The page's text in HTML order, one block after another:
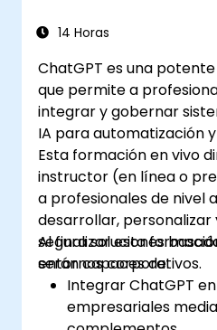
Personalizar y
14 Horas
ChatGPT es una
que permite a
integrar y gobernar
IA para automatización y
Esta formación en vivo
instructor (en línea o
a profesionales de nivel
desarrollar,
segura soluciones
entornos corporativos.
Al finalizar esta
serán capaces de:
Integrar ChatGPT
empresariales